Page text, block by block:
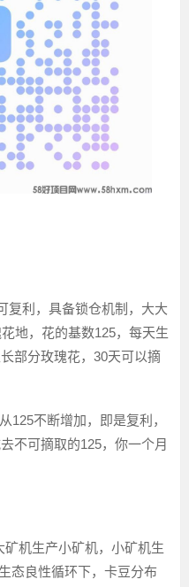
复利，具备锁仓机制，大大
地，花的基数125，每天生
部分玫瑰花，30天可以摘
125不断增加，即是复利，
不可摘取的125，你一个月
机生产小矿机，小矿机生
态良性循环下，卡豆分布